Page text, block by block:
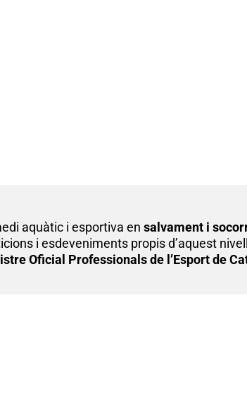
aquàtic i esportiva en salvament i
i esdeveniments propis d’aquest
Oficial Professionals de l’Esport de